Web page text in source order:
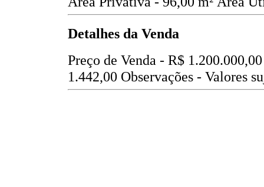
Detalhes da Venda
Preço de Venda - R$ 1.200.000,00
1.442,00 Observações - Valores